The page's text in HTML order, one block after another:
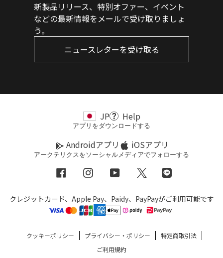
新製品リリース、特別オファー、イベント
などの最新情報をメールで受け取りましょ
う。
ニュースレターを受け取る
アークテリクスをソーシャルメディアでフォローする
FacebookInstagramYouTube TwitterLINE
JP Help
アプリをダウンロードする
Androidアプリ iOSアプリ
クレジットカード、Apple Pay、Paidy、PayPayがご利用可能です
クッキーポリシー プライバシー・ポリシー
特定商取引法
ご利用規約